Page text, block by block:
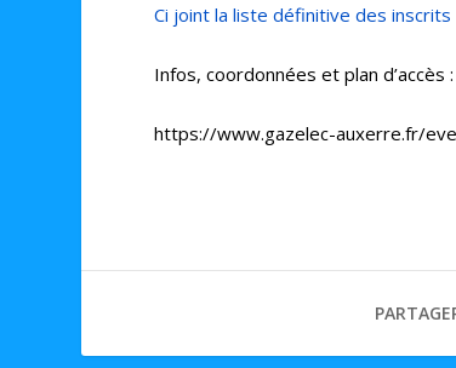
Ci joint la liste définitive des inscrits
Infos, coordonnées et plan d’accès :
https://www.gazelec-auxerre.fr/